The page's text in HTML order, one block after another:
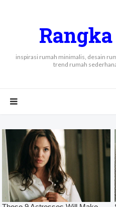
inspirasi rumah minimalis, desain
trend rumah